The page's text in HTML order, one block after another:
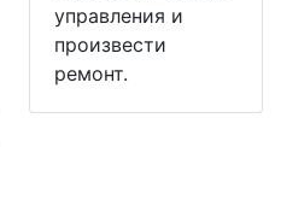
управления и
произвести
ремонт.